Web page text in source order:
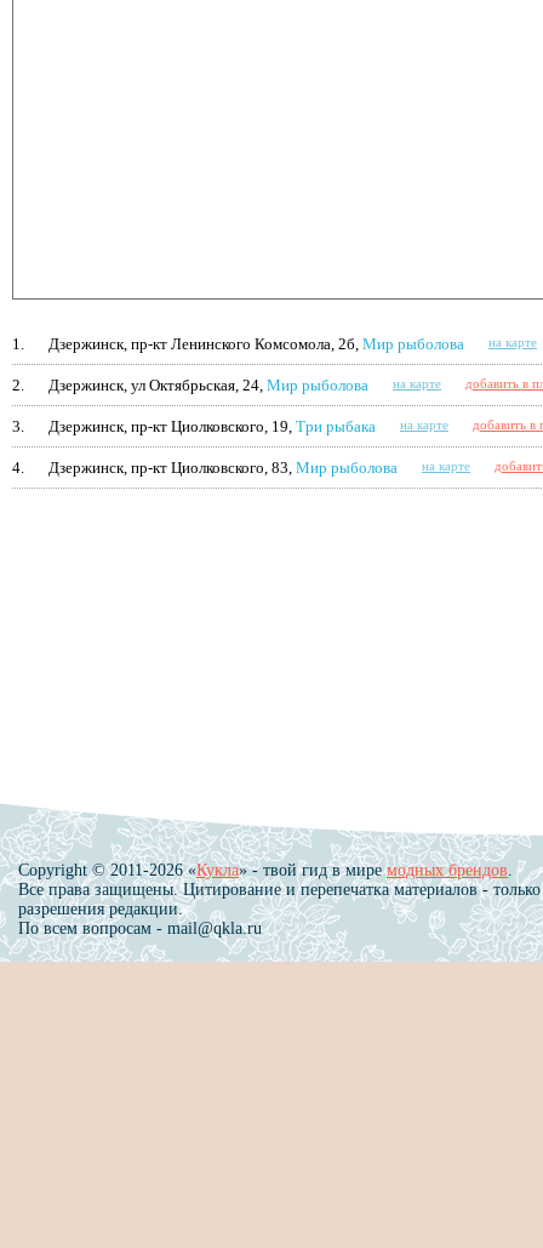
1. Дзержинск, пр-кт Ленинского Комсомола, 2б, Мир рыболова на карте
2. Дзержинск, ул Октябрьская, 24, Мир рыболова на карте добавить в
3. Дзержинск, пр-кт Циолковского, 19, Три рыбака на карте добавить в
4. Дзержинск, пр-кт Циолковского, 83, Мир рыболова на карте
Copyright © 2011-2026 «Кукла» - твой гид в миремодных брендов
Все права защищены. Цитирование и перепечатка материалов - только
разрешения редакции.
По всем вопросам - mail@qkla.ru